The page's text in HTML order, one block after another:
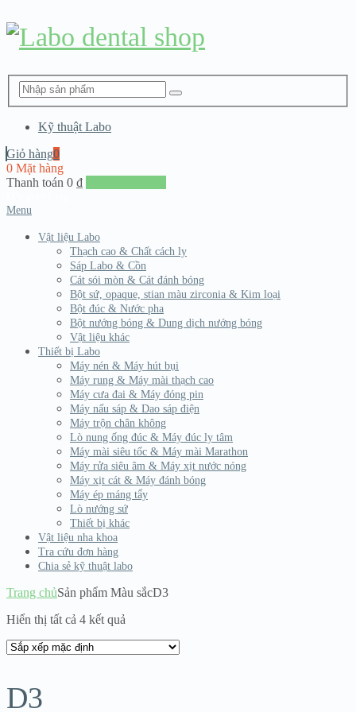
Kỹ thuật Labo
Giỏ hàng0
0 Mặt hàng
Thanh toán 0 ₫
Menu
Vật liệu Labo
Thạch cao & Chất cách ly
Sáp Labo & Cồn
Cát sói mòn & Cát đánh bóng
Bột sứ, opaque, stian màu zirconia & Kim loại
Bột đúc & Nước pha
Bột nướng bóng & Dung dịch nướng bóng
Vật liệu khác
Thiết bị Labo
Máy nén & Máy hút bụi
Máy rung & Máy mài thạch cao
Máy cưa đai & Máy đóng pin
Máy nấu sáp & Dao sáp điện
Máy trộn chân không
Lò nung ống đúc & Máy đúc ly tâm
Máy mài siêu tốc & Máy mài Marathon
Máy rửa siêu âm & Máy xịt nước nóng
Máy xịt cát & Máy đánh bóng
Máy ép máng tẩy
Lò nướng sứ
Thiết bị khác
Vật liệu nha khoa
Tra cứu đơn hàng
Chia sẻ kỹ thuật labo
Trang chủSản phẩm Màu sắcD3
Hiển thị tất cả 4 kết quả
D3